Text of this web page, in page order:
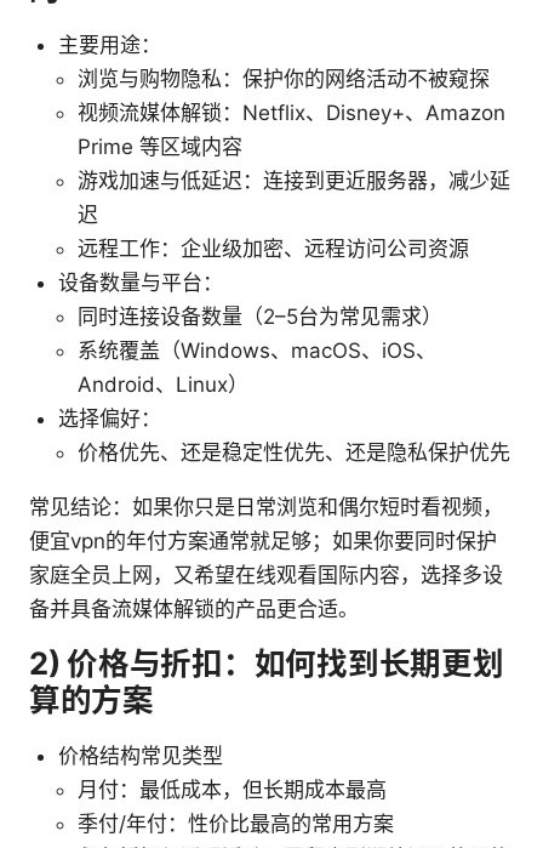
主要用途：
浏览与购物隐私：保护你的网络活动不被窥探
视频流媒体解锁：Netflix、Disney+、Amazon
Prime 等区域内容
游戏加速与低延迟：连接到更近服务器，减少延
迟
远程工作：企业级加密、远程访问公司资源
设备数量与平台：
同时连接设备数量（2–5台为常见需求）
系统覆盖（Windows、macOS、iOS、
Android、Linux）
选择偏好：
价格优先、还是稳定性优先、还是隐私保护优先
常见结论：如果你只是日常浏览和偶尔短时看视频，
便宜vpn的年付方案通常就足够；如果你要同时保护
家庭全员上网，又希望在线观看国际内容，选择多设
备并具备流媒体解锁的产品更合适。
2) 价格与折扣：如何找到长期更划
算的方案
价格结构常见类型
月付：最低成本，但长期成本最高
季付/年付：性价比最高的常用方案